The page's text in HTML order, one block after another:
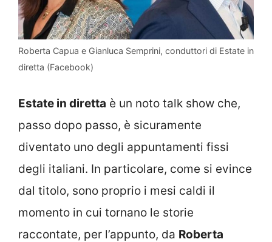
Roberta Capua e Gianluca Semprini, conduttori di Estate in
diretta (Facebook)
Estate in diretta è un noto talk show che,
passo dopo passo, è sicuramente
diventato uno degli appuntamenti fissi
degli italiani. In particolare, come si evince
dal titolo, sono proprio i mesi caldi il
momento in cui tornano le storie
raccontate, per l’appunto, da Roberta